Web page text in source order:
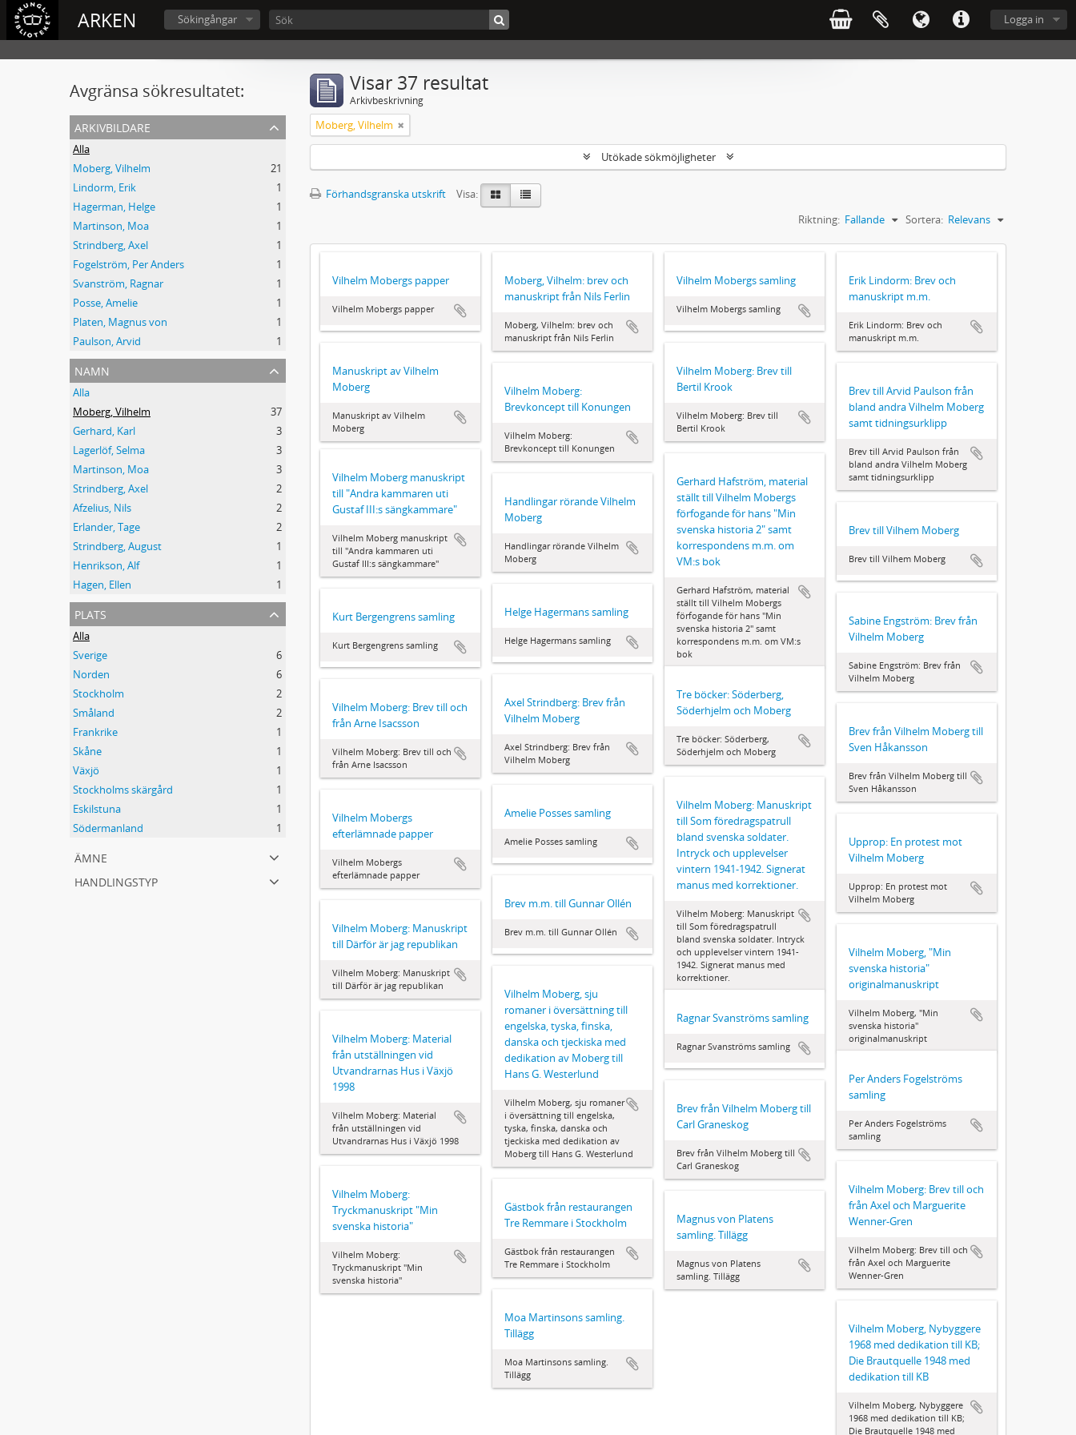
ARKEN Logga in
Sökingångar
Avgränsa sökresultatet:
arkivbildare
Alla
Moberg, Vilhelm
21
Lindorm, Erik
1
Hagerman, Helge
1
Martinson, Moa
1
Strindberg, Axel
1
Fogelström, Per Anders
1
Svanström, Ragnar
1
Posse, Amelie
1
Platen, Magnus von
1
Paulson, Arvid
1
namn
Alla
Moberg, Vilhelm
37
Gerhard, Karl
3
Lagerlöf, Selma
3
Martinson, Moa
3
Strindberg, Axel
2
Afzelius, Nils
2
Erlander, Tage
2
Strindberg, August
1
Henrikson, Alf
1
Hagen, Ellen
1
plats
Alla
Sverige
6
Norden
6
Stockholm
2
Småland
2
Frankrike
1
Skåne
1
Växjö
1
Stockholms skärgård
1
Eskilstuna
1
Södermanland
1
ämne
handlingstyp
Visar 37 resultat
Arkivbeskrivning
Moberg, Vilhelm
Utökade sökmöjligheter
Förhandsgranska utskrift
Visa:
Sortera: Relevans
Riktning: Fallande
Vilhelm Mobergs papper
Vilhelm Mobergs papper
Moberg, Vilhelm: brev och
manuskript från Nils Ferlin
Moberg, Vilhelm: brev och
manuskript från Nils Ferlin
Vilhelm Mobergs samling
Vilhelm Mobergs samling
Erik Lindorm: Brev och
manuskript m.m.
Erik Lindorm: Brev och
manuskript m.m.
Manuskript av Vilhelm
Moberg
Manuskript av Vilhelm
Moberg
Vilhelm Moberg: Brev till
Bertil Krook
Vilhelm Moberg: Brev till
Bertil Krook
Vilhelm Moberg:
Brevkoncept till Konungen
Vilhelm Moberg:
Brevkoncept till Konungen
Brev till Arvid Paulson från
bland andra Vilhelm Moberg
samt tidningsurklipp
Brev till Arvid Paulson från
bland andra Vilhelm Moberg
samt tidningsurklipp
Vilhelm Moberg manuskript
till "Andra kammaren uti
Gustaf III:s sängkammare"
Vilhelm Moberg manuskript
till "Andra kammaren uti
Gustaf III:s sängkammare"
Gerhard Hafström, material
ställt till Vilhelm Mobergs
förfogande för hans "Min
svenska historia 2" samt
korrespondens m.m. om
VM:s bok
Gerhard Hafström, material
ställt till Vilhelm Mobergs
förfogande för hans "Min
svenska historia 2" samt
korrespondens m.m. om VM:s
bok
Handlingar rörande Vilhelm
Moberg
Handlingar rörande Vilhelm
Moberg
Brev till Vilhem Moberg
Brev till Vilhem Moberg
Helge Hagermans samling
Helge Hagermans samling
Kurt Bergengrens samling
Kurt Bergengrens samling
Sabine Engström: Brev från
Vilhelm Moberg
Sabine Engström: Brev från
Vilhelm Moberg
Tre böcker: Söderberg,
Söderhjelm och Moberg
Tre böcker: Söderberg,
Söderhjelm och Moberg
Axel Strindberg: Brev från
Vilhelm Moberg
Axel Strindberg: Brev från
Vilhelm Moberg
Vilhelm Moberg: Brev till och
från Arne Isacsson
Vilhelm Moberg: Brev till och
från Arne Isacsson
Brev från Vilhelm Moberg till
Sven Håkansson
Brev från Vilhelm Moberg till
Sven Håkansson
Vilhelm Moberg: Manuskript
till Som föredragspatrull
bland svenska soldater.
Intryck och upplevelser
vintern 1941-1942. Signerat
manus med korrektioner.
Vilhelm Moberg: Manuskript
till Som föredragspatrull
bland svenska soldater. Intryck
och upplevelser vintern 1941-
1942. Signerat manus med
korrektioner.
Amelie Posses samling
Amelie Posses samling
Vilhelm Mobergs
efterlämnade papper
Vilhelm Mobergs
efterlämnade papper
Upprop: En protest mot
Vilhelm Moberg
Upprop: En protest mot
Vilhelm Moberg
Brev m.m. till Gunnar Ollén
Brev m.m. till Gunnar Ollén
Vilhelm Moberg: Manuskript
till Därför är jag republikan
Vilhelm Moberg: Manuskript
till Därför är jag republikan
Vilhelm Moberg, "Min
svenska historia"
originalmanuskript
Vilhelm Moberg, "Min
svenska historia"
originalmanuskript
Vilhelm Moberg, sju
romaner i översättning till
engelska, tyska, finska,
danska och tjeckiska med
dedikation av Moberg till
Hans G. Westerlund
Vilhelm Moberg, sju romaner
i översättning till engelska,
tyska, finska, danska och
tjeckiska med dedikation av
Moberg till Hans G. Westerlund
Ragnar Svanströms samling
Ragnar Svanströms samling
Vilhelm Moberg: Material
från utställningen vid
Utvandrarnas Hus i Växjö
1998
Vilhelm Moberg: Material
från utställningen vid
Utvandrarnas Hus i Växjö 1998
Per Anders Fogelströms
samling
Per Anders Fogelströms
samling
Brev från Vilhelm Moberg till
Carl Graneskog
Brev från Vilhelm Moberg till
Carl Graneskog
Vilhelm Moberg: Brev till och
från Axel och Marguerite
Wenner-Gren
Vilhelm Moberg: Brev till och
från Axel och Marguerite
Wenner-Gren
Vilhelm Moberg:
Tryckmanuskript "Min
svenska historia"
Vilhelm Moberg:
Tryckmanuskript "Min
svenska historia"
Gästbok från restaurangen
Tre Remmare i Stockholm
Gästbok från restaurangen
Tre Remmare i Stockholm
Magnus von Platens
samling. Tillägg
Magnus von Platens
samling. Tillägg
Moa Martinsons samling.
Tillägg
Moa Martinsons samling.
Tillägg
Vilhelm Moberg, Nybyggere
1968 med dedikation till KB;
Die Brautquelle 1948 med
dedikation till KB
Vilhelm Moberg, Nybyggere
1968 med dedikation till KB;
Die Brautquelle 1948 med